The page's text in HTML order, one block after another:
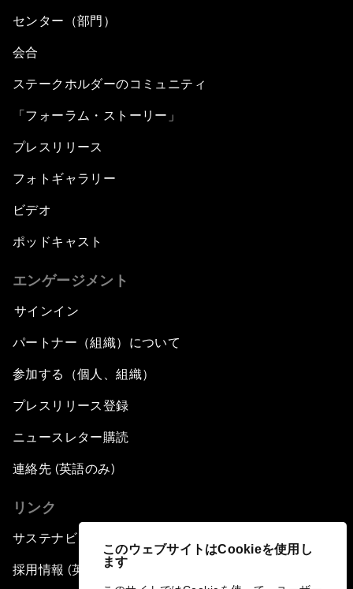
このウェブサイトはCookieを使用し
ます
センター（部門）
会合
ステークホルダーのコミュニティ
「フォーラム・ストーリー」
プレスリリース
フォトギャラリー
ビデオ
ポッドキャスト
エンゲージメント
サインイン
パートナー（組織）について
参加する（個人、組織）
プレスリリース登録
ニュースレター購読
連絡先 (英語のみ)
リンク
サステナビリティへの取り組み
採用情報 (英語のみ)